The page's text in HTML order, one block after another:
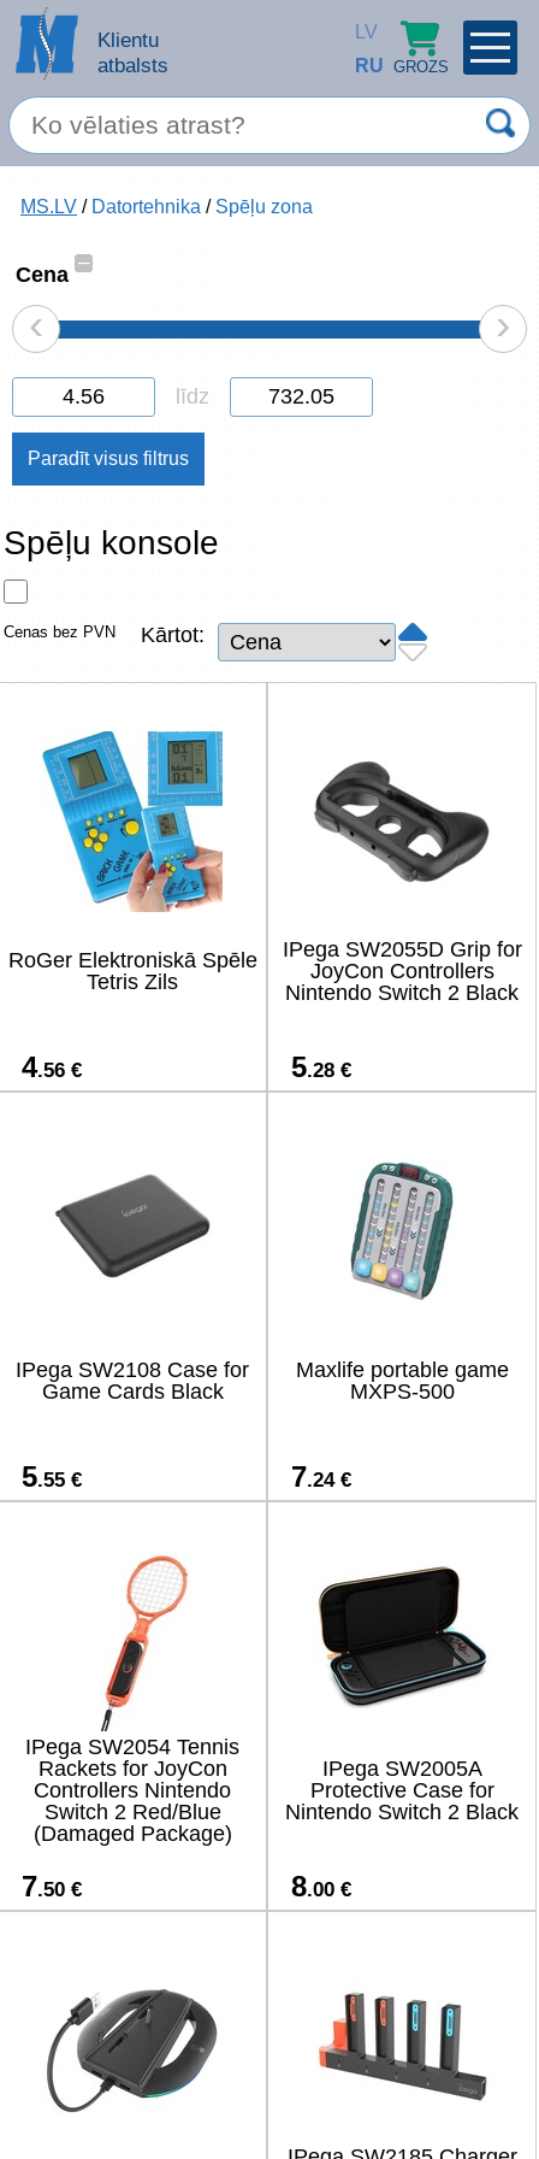
Klientu
atbalsts
LV
RU GROZS
Atcerēties
Spec. piedāvājums
Servisa pakalpojumi
Apple produkti
Datortehnika
Datoru piederumi
Tīkla produkti
TV, Foto un elektronika
Autopreces
Renewd tehnika, Outlet
MS.LV / Datortehnika / Spēļu zona
Cena
–
‹ ›
līdz
Spēļu konsole
Cenas bez PVN Kārtot:
RoGer Elektroniskā Spēle
Tetris Zils
4.56 €
IPega SW2055D Grip for
JoyCon Controllers
Nintendo Switch 2 Black
5.28 €
IPega SW2108 Case for
Game Cards Black
5.55 €
Maxlife portable game
MXPS-500
7.24 €
IPega SW2054 Tennis
Rackets for JoyCon
Controllers Nintendo
Switch 2 Red/Blue
(Damaged Package)
7.50 €
IPega SW2005A
Protective Case for
Nintendo Switch 2 Black
8.00 €